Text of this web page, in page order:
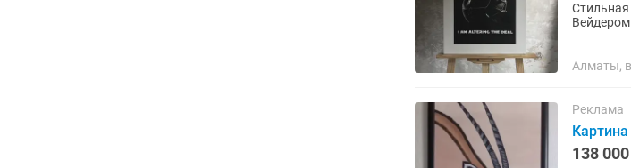
Вейдером и
Алматы,
Реклама
Картина
138